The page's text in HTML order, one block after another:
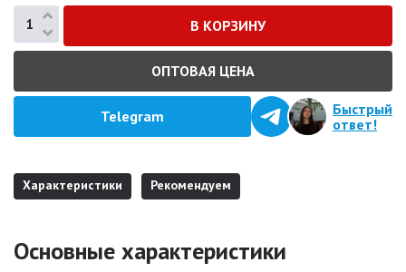
ОПТОВАЯ ЦЕНА
Telegram
Быстрый
ответ!
Характеристики Рекомендуем
Основные характеристики